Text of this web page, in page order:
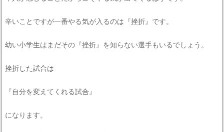
辛いことですが一番やる気が入るのは『挫折』です。
幼い小学生はまだその『挫折』を知らない選手もいるでしょう。
挫折した試合は
『自分を変えてくれる試合』
になります。